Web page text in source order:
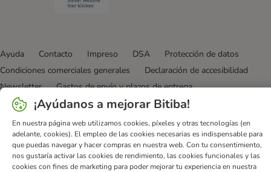
Ayuda Contacto Impreso DSA
Protección de datos
Condiciones comerciales generales
Declaración de accesibilidad
Newsletter
Gastos de envío y plazos de entrega
Formas de pago
Formulario de desistimiento
Programa de fidelización
App bitiba
Programa de afiliados
Gestión de residuos
bitiba GmbH2026
¡Ayúdanos a mejorar Bitiba!
En nuestra página web utilizamos cookies, píxeles y otras tecnologías (en
adelante, cookies). El empleo de las cookies necesarias es indispensable para
que puedas navegar y hacer compras en nuestra web. Con tu consentimiento,
nos gustaría activar las cookies de rendimiento, las cookies funcionales y las
cookies con fines de marketing para poder mejorar tu experiencia en nuestra